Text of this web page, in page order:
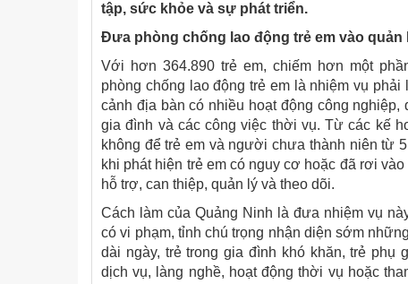
tập, sức khỏe và sự phát triển.
Đưa phòng chống lao động trẻ em vào
Với hơn 364.890 trẻ em, chiếm hơn một
phòng chống lao động trẻ em là nhiệm vụ
cảnh địa bàn có nhiều hoạt động công nghiệp,
gia đình và các công việc thời vụ. Từ các kế
không để trẻ em và người chưa thành niên từ
khi phát hiện trẻ em có nguy cơ hoặc đã rơi
hỗ trợ, can thiệp, quản lý và theo dõi.
Cách làm của Quảng Ninh là đưa nhiệm vụ
có vi phạm, tỉnh chú trọng nhận diện sớm
dài ngày, trẻ trong gia đình khó khăn, trẻ phụ
dịch vụ, làng nghề, hoạt động thời vụ hoặc